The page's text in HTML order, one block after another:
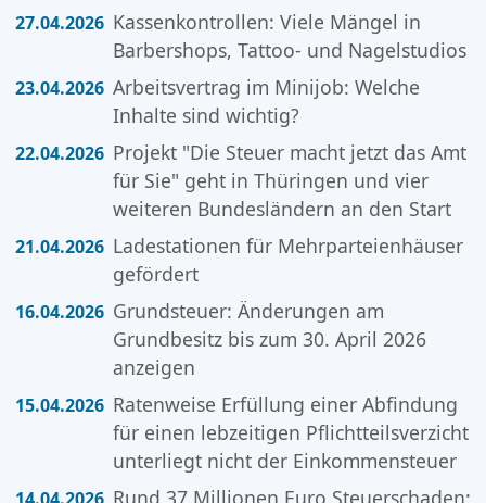
27.04.2026 Kassenkontrollen: Viele Mängel in
Barbershops, Tattoo- und Nagelstudios
23.04.2026 Arbeitsvertrag im Minijob: Welche
Inhalte sind wichtig?
22.04.2026 Projekt "Die Steuer macht jetzt das Amt
für Sie" geht in Thüringen und vier
weiteren Bundesländern an den Start
21.04.2026 Ladestationen für Mehrparteienhäuser
gefördert
16.04.2026 Grundsteuer: Änderungen am
Grundbesitz bis zum 30. April 2026
anzeigen
15.04.2026 Ratenweise Erfüllung einer Abfindung
für einen lebzeitigen Pflichtteilsverzicht
unterliegt nicht der Einkommensteuer
Rund 37 Millionen Euro Steuerschaden: